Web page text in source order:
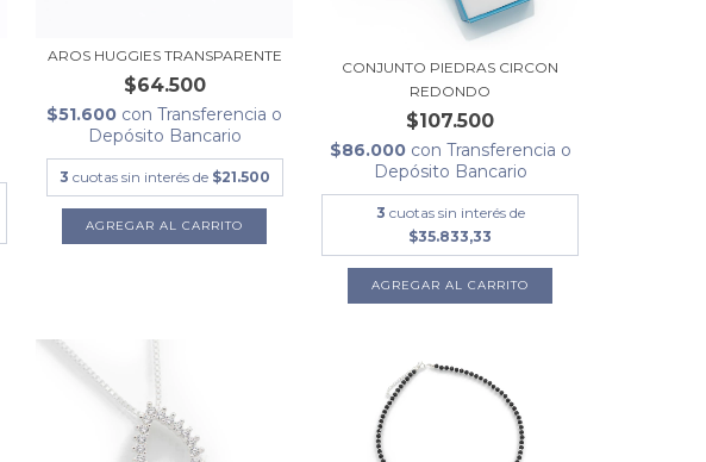
AROS HUGGIES TRANSPARENTE
$64.500
$51.600 con Transferencia o
Depósito Bancario
3 cuotas sin interés de $21.500
CONJUNTO PIEDRAS CIRCON
REDONDO
$107.500
$86.000 con Transferencia o
Depósito Bancario
3 cuotas sin interés de
$35.833,33